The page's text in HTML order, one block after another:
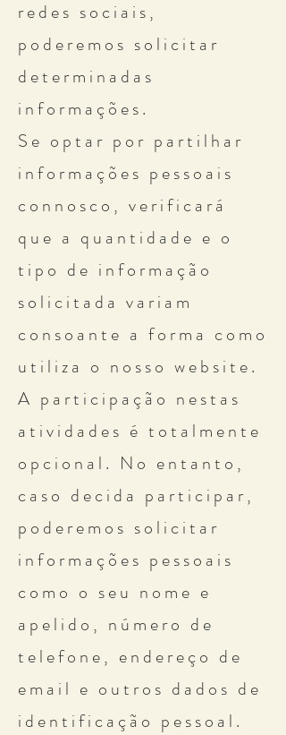
redes sociais,
poderemos solicitar
determinadas
informações.
Se optar por partilhar
informações pessoais
connosco, verificará
que a quantidade e o
tipo de informação
solicitada variam
consoante a forma como
utiliza o nosso website.
A participação nestas
atividades é totalmente
opcional. No entanto,
caso decida participar,
poderemos solicitar
informações pessoais
como o seu nome e
apelido, número de
telefone, endereço de
email e outros dados de
identificação pessoal.